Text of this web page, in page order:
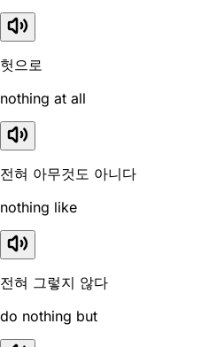
헛으로
nothing at all
전혀 아무것도 아니다
nothing like
전혀 그렇지 않다
do nothing but